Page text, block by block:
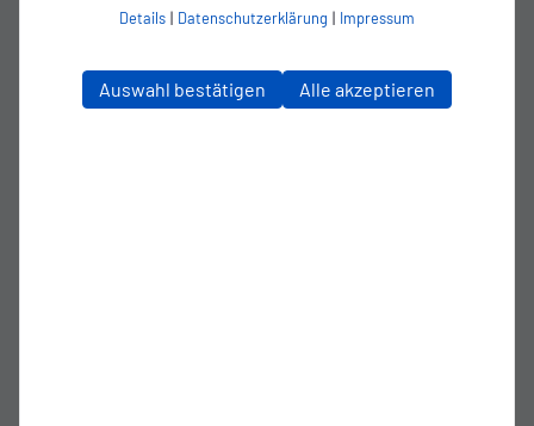
Details | Datenschutzerklärung | Impressum
Auswahl bestätigen Alle akzeptieren
den absoluten Leistungsträgern. Die Flexibilität, wie wir
seinem Sprung in den Profifußball spielte Kaissis
insgesamt 112 Mal für den VfL Oldenburg (17 Tore, 5